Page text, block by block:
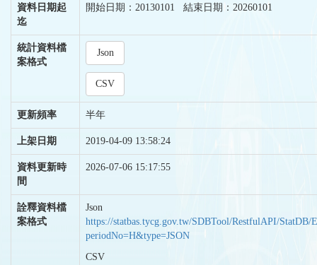
資料日期起
迄
開始日期：20130101 結束日期：20260101
統計資料檔
案格式
Json
CSV
更新頻率 半年
上架日期 2019-04-09 13:58:24
資料更新時
間
2026-07-06 15:17:55
詮釋資料檔
案格式
Json
https://statbas.tycg.gov.tw/SDBTool/RestfulAPI/StatDB/
periodNo=H&type=JSON
CSV